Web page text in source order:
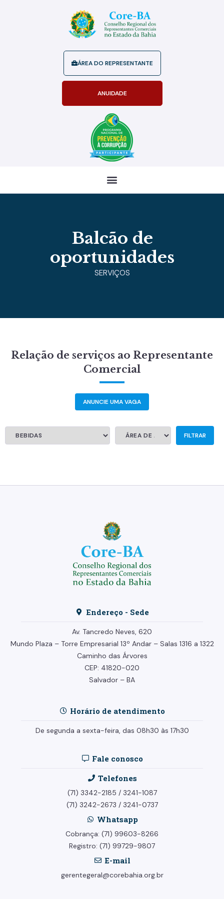
ÁREA DO REPRESENTANTE
ANUIDADE
Balcão de
oportunidades
SERVIÇOS
Relação de serviços ao Representante
Comercial
ANUNCIE UMA VAGA
Endereço - Sede
Av. Tancredo Neves, 620
Mundo Plaza – Torre Empresarial 13º Andar – Salas 1316 a 1322
Caminho das Árvores
CEP: 41820-020
Salvador – BA
Horário de atendimento
De segunda a sexta-feira, das 08h30 às 17h30
Fale conosco
Telefones
(71) 3342-2185 / 3241-1087
(71) 3242-2673 / 3241-0737
Whatsapp
Cobrança: (71) 99603-8266
Registro: (71) 99729-9807
E-mail
gerentegeral@corebahia.org.br